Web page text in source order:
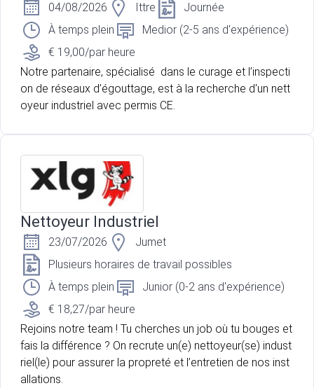
04/08/2026 Ittre
Journée
À temps plein
Medior (2-5 ans d'expérience)
€ 19,00/par heure
Notre partenaire, spécialisé dans le curage et l’inspecti
on de réseaux d’égouttage, est à la recherche d'un nett
oyeur industriel avec permis CE.
Nettoyeur Industriel
23/07/2026
Jumet
Plusieurs horaires de travail possibles
À temps plein
Junior (0-2 ans d'expérience)
€ 18,27/par heure
Rejoins notre team ! Tu cherches un job où tu bouges et
fais la différence ? On recrute un(e) nettoyeur(se) indust
riel(le) pour assurer la propreté et l’entretien de nos inst
allations.